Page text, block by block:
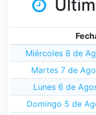
Miércoles 8 de
Martes 7 de
Lunes 6 de
Domingo 5 de